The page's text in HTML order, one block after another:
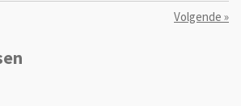
Volgende »